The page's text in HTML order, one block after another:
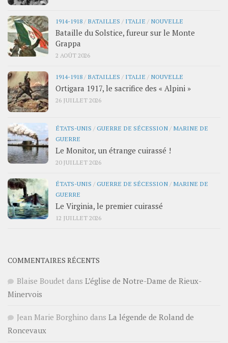
1914-1918 / BATAILLES / ITALIE / NOUVELLE
Bataille du Solstice, fureur sur le Monte
Grappa
2 AOÛT 2026
1914-1918 / BATAILLES / ITALIE / NOUVELLE
Ortigara 1917, le sacrifice des « Alpini »
26 JUILLET 2026
ÉTATS-UNIS /GUERRE DE SÉCESSION / MARINE DE
GUERRE
Le Monitor, un étrange cuirassé !
20 JUILLET 2026
ÉTATS-UNIS /GUERRE DE SÉCESSION / MARINE DE
GUERRE
Le Virginia, le premier cuirassé
12 JUILLET 2026
COMMENTAIRES RÉCENTS
Blaise Boudet dans L’église de Notre-Dame de Rieux-
Minervois
Jean Marie Borghino dans La légende de Roland de
Roncevaux